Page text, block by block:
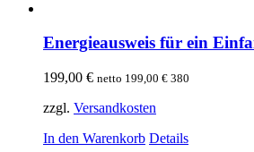
Energieausweis für ein
199,00 € netto 199,00 € 380
zzgl. Versandkosten
In den Warenkorb Details